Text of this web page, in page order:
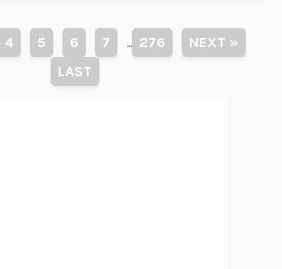
4 5 6 7 ... 276
NEXT »
LAST